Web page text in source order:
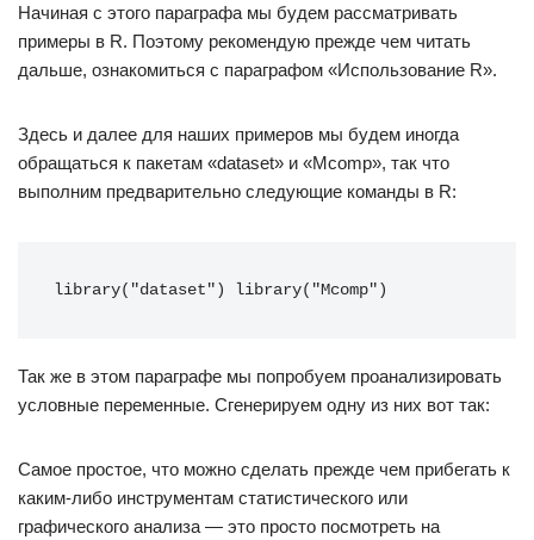
Начиная с этого параграфа мы будем рассматривать
примеры в R. Поэтому рекомендую прежде чем читать
дальше, ознакомиться с параграфом «Использование R».
Здесь и далее для наших примеров мы будем иногда
обращаться к пакетам «dataset» и «Mcomp», так что
выполним предварительно следующие команды в R:
library("dataset") library("Mcomp")
Так же в этом параграфе мы попробуем проанализировать
условные переменные. Сгенерируем одну из них вот так:
Самое простое, что можно сделать прежде чем прибегать к
каким-либо инструментам статистического или
графического анализа — это просто посмотреть на